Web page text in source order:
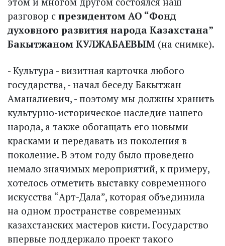
разговор с президентом АО “Фонд
духовного развития народа Казахстана”
Бакытжаном КУЛЖАБАЕВЫМ (на снимке).
- Культура - визитная карточка любого
государства, - начал беседу Бакытжан
Аманалиевич, - поэтому мы должны хранить
культурно-историческое наследие нашего
народа, а также обогащать его новыми
красками и передавать из поколения в
поколение. В этом году было проведено
немало значимых мероприятий, к примеру,
хотелось отметить выставку современного
искусства “Арт-Дала”, которая объединила
на одном пространстве современных
казахстанских мастеров кисти. Государство
впервые поддержало проект такого